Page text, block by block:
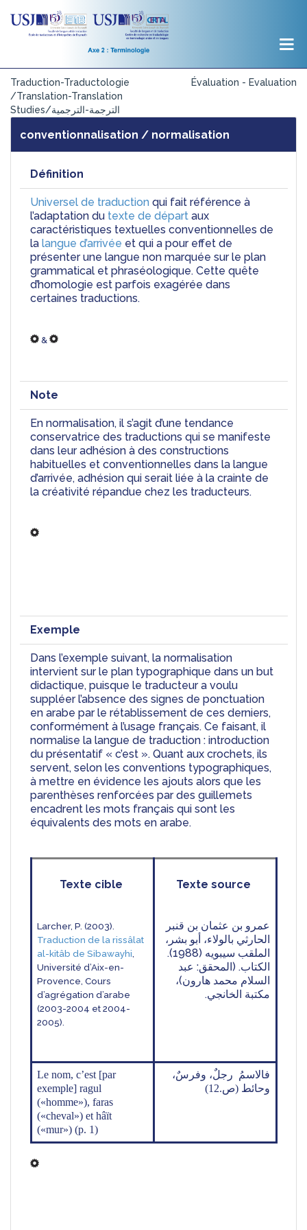
Traduction-Traductologie
/Translation-Translation
Studies/الترجمة-الترجمية
Évaluation - Evaluation
conventionnalisation / normalisation
Définition
Universel de traduction qui fait référence à
l’adaptation du texte de départ aux
caractéristiques textuelles conventionnelles de
la langue d’arrivée et qui a pour effet de
présenter une langue non marquée sur le plan
grammatical et phraséologique. Cette quête
d’homologie est parfois exagérée dans
certaines traductions.
&
Note
En normalisation, il s’agit d’une tendance
conservatrice des traductions qui se manifeste
dans leur adhésion à des constructions
habituelles et conventionnelles dans la langue
d’arrivée, adhésion qui serait liée à la crainte de
la créativité répandue chez les traducteurs.
Exemple
Dans l’exemple suivant, la normalisation
intervient sur le plan typographique dans un but
didactique, puisque le traducteur a voulu
suppléer l’absence des signes de ponctuation
en arabe par le rétablissement de ces derniers,
conformément à l’usage français. Ce faisant, il
normalise la langue de traduction : introduction
du présentatif « c’est ». Quant aux crochets, ils
servent, selon les conventions typographiques,
à mettre en évidence les ajouts alors que les
parenthèses renforcées par des guillemets
encadrent les mots français qui sont les
équivalents des mots en arabe.
Texte cible
Traduction de la rissâlat
al-kitâb de Sibawayhi
Université d’Aix-en-
Provence, Cours
d’agrégation d’arabe
(2003-2004 et 2004-
2005).
Texte source
مكتبة الخانجي.
Le nom, c’est [par
exemple] ragul
(«homme»), faras
(«cheval») et hâït
(«mur») (p. 1)
وحائط (ص.12)